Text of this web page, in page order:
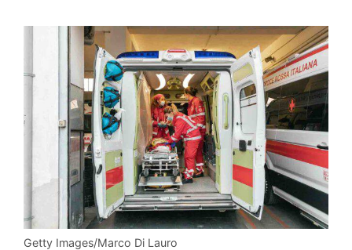
Getty Images/Marco Di Lauro